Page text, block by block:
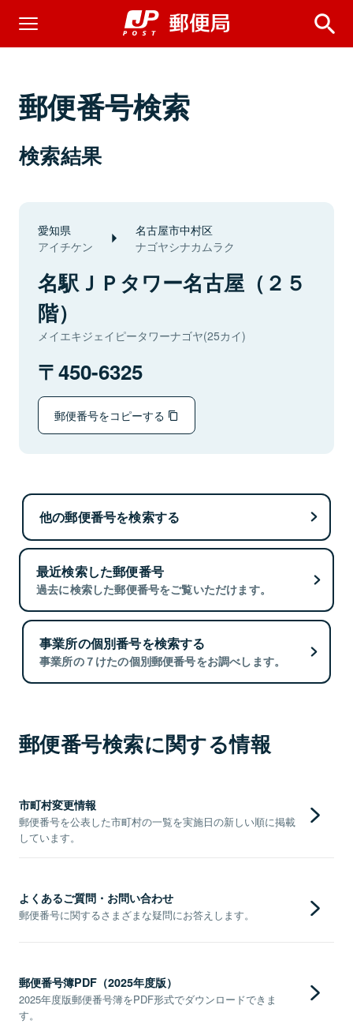
郵便番号検索
検索結果
愛知県
アイチケン
名古屋市中村区
ナゴヤシナカムラク
名駅ＪＰタワー名古屋（２５
階）
メイエキジェイピータワーナゴヤ(25カイ)
450-6325
郵便番号をコピーする
他の郵便番号を検索する
最近検索した郵便番号
過去に検索した郵便番号をご覧いただけます。
事業所の個別番号を検索する
事業所の７けたの個別郵便番号をお調べします。
郵便番号検索に関する情報
市町村変更情報
郵便番号を公表した市町村の一覧を実施日の新しい順に掲載
しています。
よくあるご質問・お問い合わせ
郵便番号に関するさまざまな疑問にお答えします。
郵便番号簿PDF（2025年度版）
2025年度版郵便番号簿をPDF形式でダウンロードできま
す。